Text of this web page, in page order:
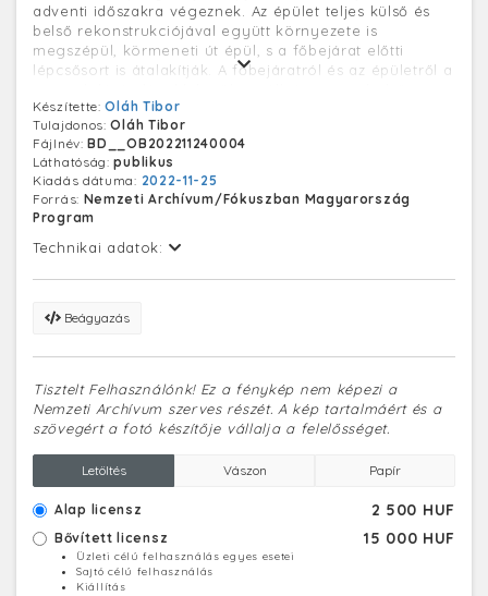
adventi időszakra végeznek. Az épület teljes külső és
belső rekonstrukciójával együtt környezete is
megszépül, körmeneti út épül, s a főbejárat előtti
lépcsősort is átalakítják. A főbejáratról és az épületről a
térben pedig a szentély mögötti területen még folyik a
munka, de attól függetlenül már zavartalanul
megtarthatják a hitélet alkalmait. Az épület új színének
kiválasztásához az Egri Érseki Levéltárban őrzött
alkotás, Joó János 1836-ban készült akvarellje adott
támpontot, de ezen egy kicsit finomítva választották ki
a megfelelő árnyalatot.
Készítette:Oláh Tibor
Tulajdonos:Oláh Tibor
Fájlnév:BD__OB202211240004
Láthatóság:publikus
Kiadás dátuma: 2022-11-25
Forrás: Nemzeti Archívum/Fókuszban Magyarország
Program
Technikai adatok:
Beágyazás
Tisztelt Felhasználónk! Ez a fénykép nem képezi a
Nemzeti Archívum szerves részét. A kép tartalmáért és a
szövegért a fotó készítője vállalja a felelősséget.
Letöltés Vászon Papír
Alap licensz 2 500 HUF
Bővített licensz 15 000 HUF
Üzleti célú felhasználás egyes esetei
Sajtó célú felhasználás
Kiállítás